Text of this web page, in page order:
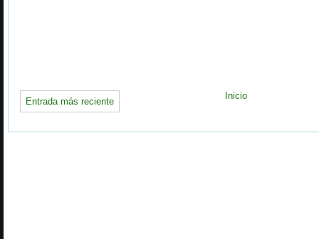
Entrada más reciente
Inicio